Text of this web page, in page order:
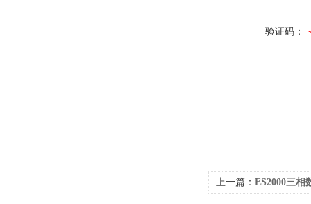
验证码：
上一篇： ES2000三相